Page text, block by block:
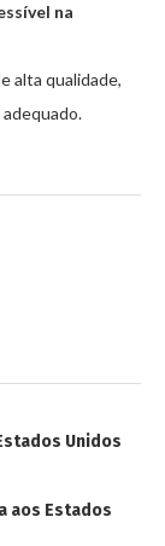
na
alta qualidade,
Unidos
aos Estados